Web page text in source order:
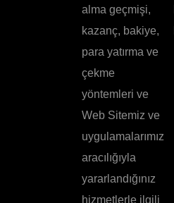
alma geçmişi,
kazanç, bakiye,
para yatırma ve
çekme
yöntemleri ve
Web Sitemiz ve
uygulamalarımız
aracılığıyla
yararlandığınız
hizmetlerle ilgili